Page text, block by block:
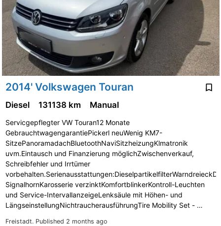
2014' Volkswagen Touran
Freistadt. Published 2 months ago
Diesel 131138 km Manual
Servicgepflegter VW Touran12 Monate
GebrauchtwagengarantiePickerl neuWenig KM7-
SitzePanoramadachBluetoothNaviSitzheizungKlmatronik
uvm.Eintausch und Finanzierung möglichZwischenverkauf,
Schreibfehler und Irrtümer
SignalhornKarosserie verzinktKomfortblinkerKontroll-Leuchten
und Service-IntervallanzeigeLenksäule mit Höhen- und
LängseinstellungNichtraucherausführungTire Mobility Set - …